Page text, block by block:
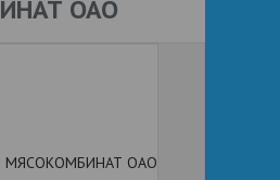
ОАО